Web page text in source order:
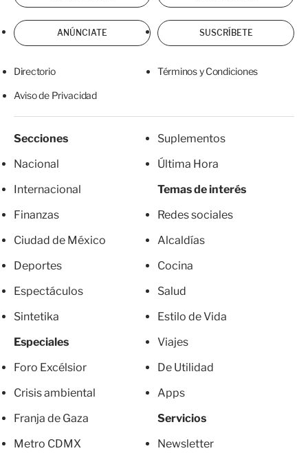
ANÚNCIATE SUSCRÍBETE
Directorio Términos y Condiciones
Aviso de Privacidad
Secciones
Nacional
Internacional
Finanzas
Ciudad de México
Deportes
Espectáculos
Sintetika
Especiales
Foro Excélsior
Crisis ambiental
Franja de Gaza
Metro CDMX
Suplementos
Última Hora
Temas de interés
Redes sociales
Alcaldías
Cocina
Salud
Estilo de Vida
Viajes
De Utilidad
Apps
Servicios
Newsletter